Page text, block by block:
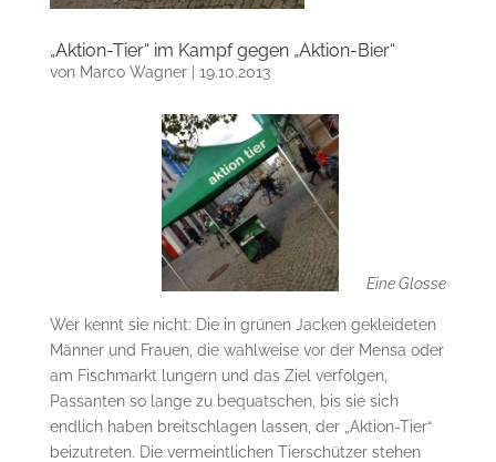
„Aktion-Tier“ im Kampf gegen „Aktion-Bier“
von Marco Wagner| 19.10.2013
Eine Glosse
Wer kennt sie nicht: Die in grünen Jacken gekleideten
Männer und Frauen, die wahlweise vor der Mensa oder
am Fischmarkt lungern und das Ziel verfolgen,
Passanten so lange zu bequatschen, bis sie sich
endlich haben breitschlagen lassen, der „Aktion-Tier“
beizutreten. Die vermeintlichen Tierschützer stehen